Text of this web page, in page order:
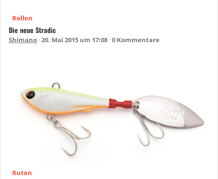
Rollen
Die neue Stradic
Shimano 20. Mai 2015 um 17:08 0 Kommentare
Ruten